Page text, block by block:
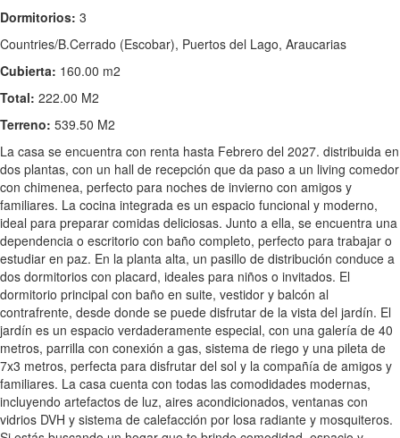
Dormitorios: 3
Countries/B.Cerrado (Escobar), Puertos del Lago, Araucarias
Cubierta: 160.00 m2
Total: 222.00 M2
Terreno: 539.50 M2
La casa se encuentra con renta hasta Febrero del 2027. distribuida en
dos plantas, con un hall de recepción que da paso a un living comedor
con chimenea, perfecto para noches de invierno con amigos y
familiares. La cocina integrada es un espacio funcional y moderno,
ideal para preparar comidas deliciosas. Junto a ella, se encuentra una
dependencia o escritorio con baño completo, perfecto para trabajar o
estudiar en paz. En la planta alta, un pasillo de distribución conduce a
dos dormitorios con placard, ideales para niños o invitados. El
dormitorio principal con baño en suite, vestidor y balcón al
contrafrente, desde donde se puede disfrutar de la vista del jardín. El
jardín es un espacio verdaderamente especial, con una galería de 40
metros, parrilla con conexión a gas, sistema de riego y una pileta de
7x3 metros, perfecta para disfrutar del sol y la compañía de amigos y
familiares. La casa cuenta con todas las comodidades modernas,
incluyendo artefactos de luz, aires acondicionados, ventanas con
vidrios DVH y sistema de calefacción por losa radiante y mosquiteros.